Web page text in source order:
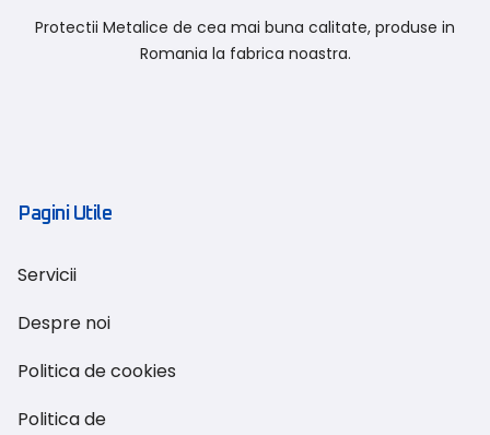
Protectii Metalice de cea mai buna calitate, produse in
Romania la fabrica noastra.
Pagini Utile
Servicii
Despre noi
Politica de cookies
Politica de